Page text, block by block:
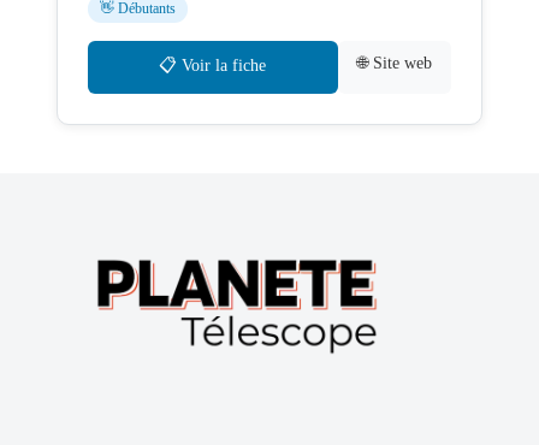
👋 Débutants
📋 Voir la fiche 🌐 Site web